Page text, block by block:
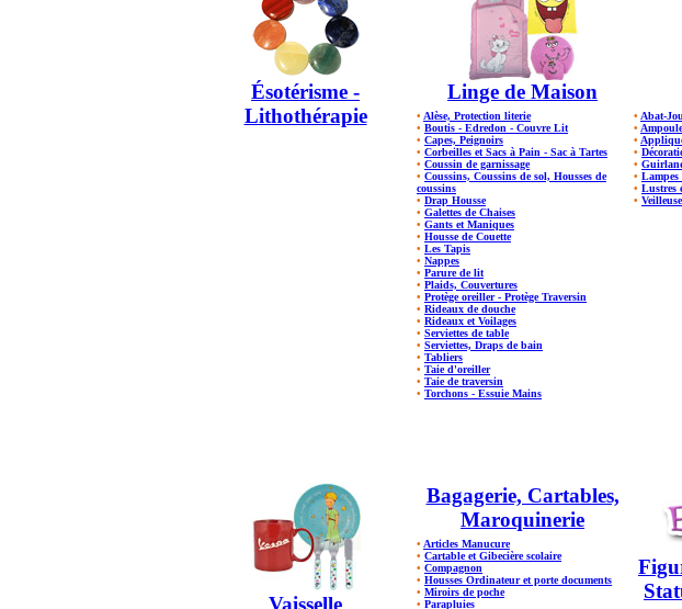
Ésotérisme -
Lithothérapie
Linge de Maison
• Alèse, Protection literie
• Boutis - Edredon - Couvre Lit
• Capes, Peignoirs
• Corbeilles et Sacs à Pain - Sac à Tartes
• Coussin de garnissage
• Coussins, Coussins de sol, Housses de
coussins
• Drap Housse
• Galettes de Chaises
• Gants et Maniques
• Housse de Couette
• Les Tapis
• Nappes
• Parure de lit
• Plaids, Couvertures
• Protège oreiller - Protège Traversin
• Rideaux de douche
• Rideaux et Voilages
• Serviettes de table
• Serviettes, Draps de bain
• Tabliers
• Taie d'oreiller
• Taie de traversin
• Torchons - Essuie Mains
• Abat-
•
•
•
•
• Lampes
• Lustres
•
Vaisselle
Bagagerie, Cartables,
Maroquinerie
• Articles Manucure
• Cartable et Gibecière scolaire
• Compagnon
• Housses Ordinateur et porte documents
• Miroirs de poche
• Parapluies